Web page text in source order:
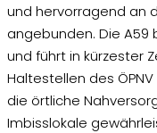
und hervorragend an
angebunden. Die
und führt in kürzester
Haltestellen des
die örtliche
Imbisslokale